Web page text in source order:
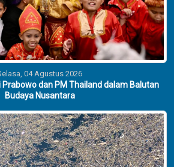
04 Agustus 2026
Prabowo dan PM Thailand dalam Balutan
Budaya Nusantara